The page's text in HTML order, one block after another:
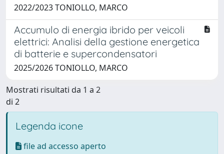
2022/2023 TONIOLLO, MARCO
Accumulo di energia ibrido per veicoli
elettrici: Analisi della gestione energetica
di batterie e supercondensatori
2025/2026 TONIOLLO, MARCO
Mostrati risultati da 1 a 2
di 2
Legenda icone
file ad accesso aperto